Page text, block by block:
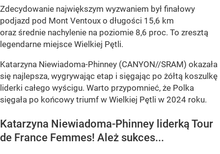
Zdecydowanie największym wyzwaniem był finałowy
podjazd pod Mont Ventoux o długości 15,6 km
oraz średnie nachylenie na poziomie 8,6 proc. To zresztą
legendarne miejsce Wielkiej Pętli.
Katarzyna Niewiadoma-Phinney (CANYON//SRAM) okazała
się najlepsza, wygrywając etap i sięgając po żółtą koszulkę
liderki całego wyścigu. Warto przypomnieć, że Polka
sięgała po końcowy triumf w Wielkiej Pętli w 2024 roku.
Katarzyna Niewiadoma-Phinney liderką Tour
de France Femmes! Ależ sukces...